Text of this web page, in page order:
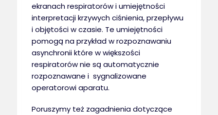
ekranach respiratorów i umiejętności
interpretacji krzywych ciśnienia, przepływu
i objętości w czasie. Te umiejętności
pomogą na przykład w rozpoznawaniu
asynchronii które w większości
respiratorów nie są automatycznie
rozpoznawane i sygnalizowane
operatorowi aparatu.
Poruszymy też zagadnienia dotyczące